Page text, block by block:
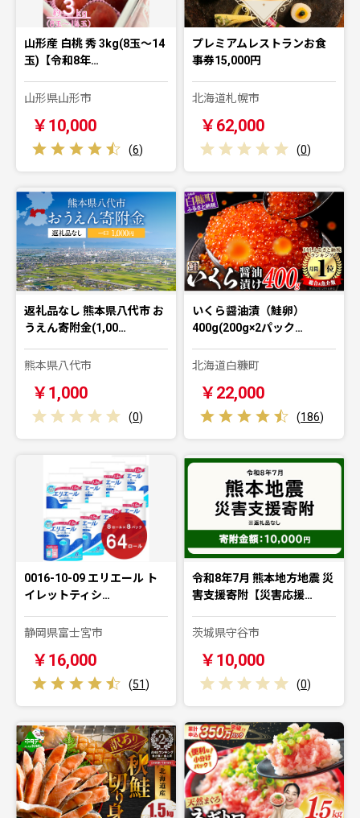
山形産 白桃 秀 3kg(8玉～14
玉)【令和8年…
山形県山形市
￥10,000
(6)
プレミアムレストランお食
事券15,000円
北海道札幌市
￥62,000
(0)
返礼品なし 熊本県八代市 お
うえん寄附金(1,00…
熊本県八代市
￥1,000
(0)
いくら醤油漬（鮭卵）
400g(200g×2パック…
北海道白糠町
￥22,000
(186)
0016-10-09 エリエール ト
イレットティシ…
静岡県富士宮市
￥16,000
(51)
令和8年7月 熊本地方地震 災
害支援寄附【災害応援…
茨城県守谷市
￥10,000
(0)